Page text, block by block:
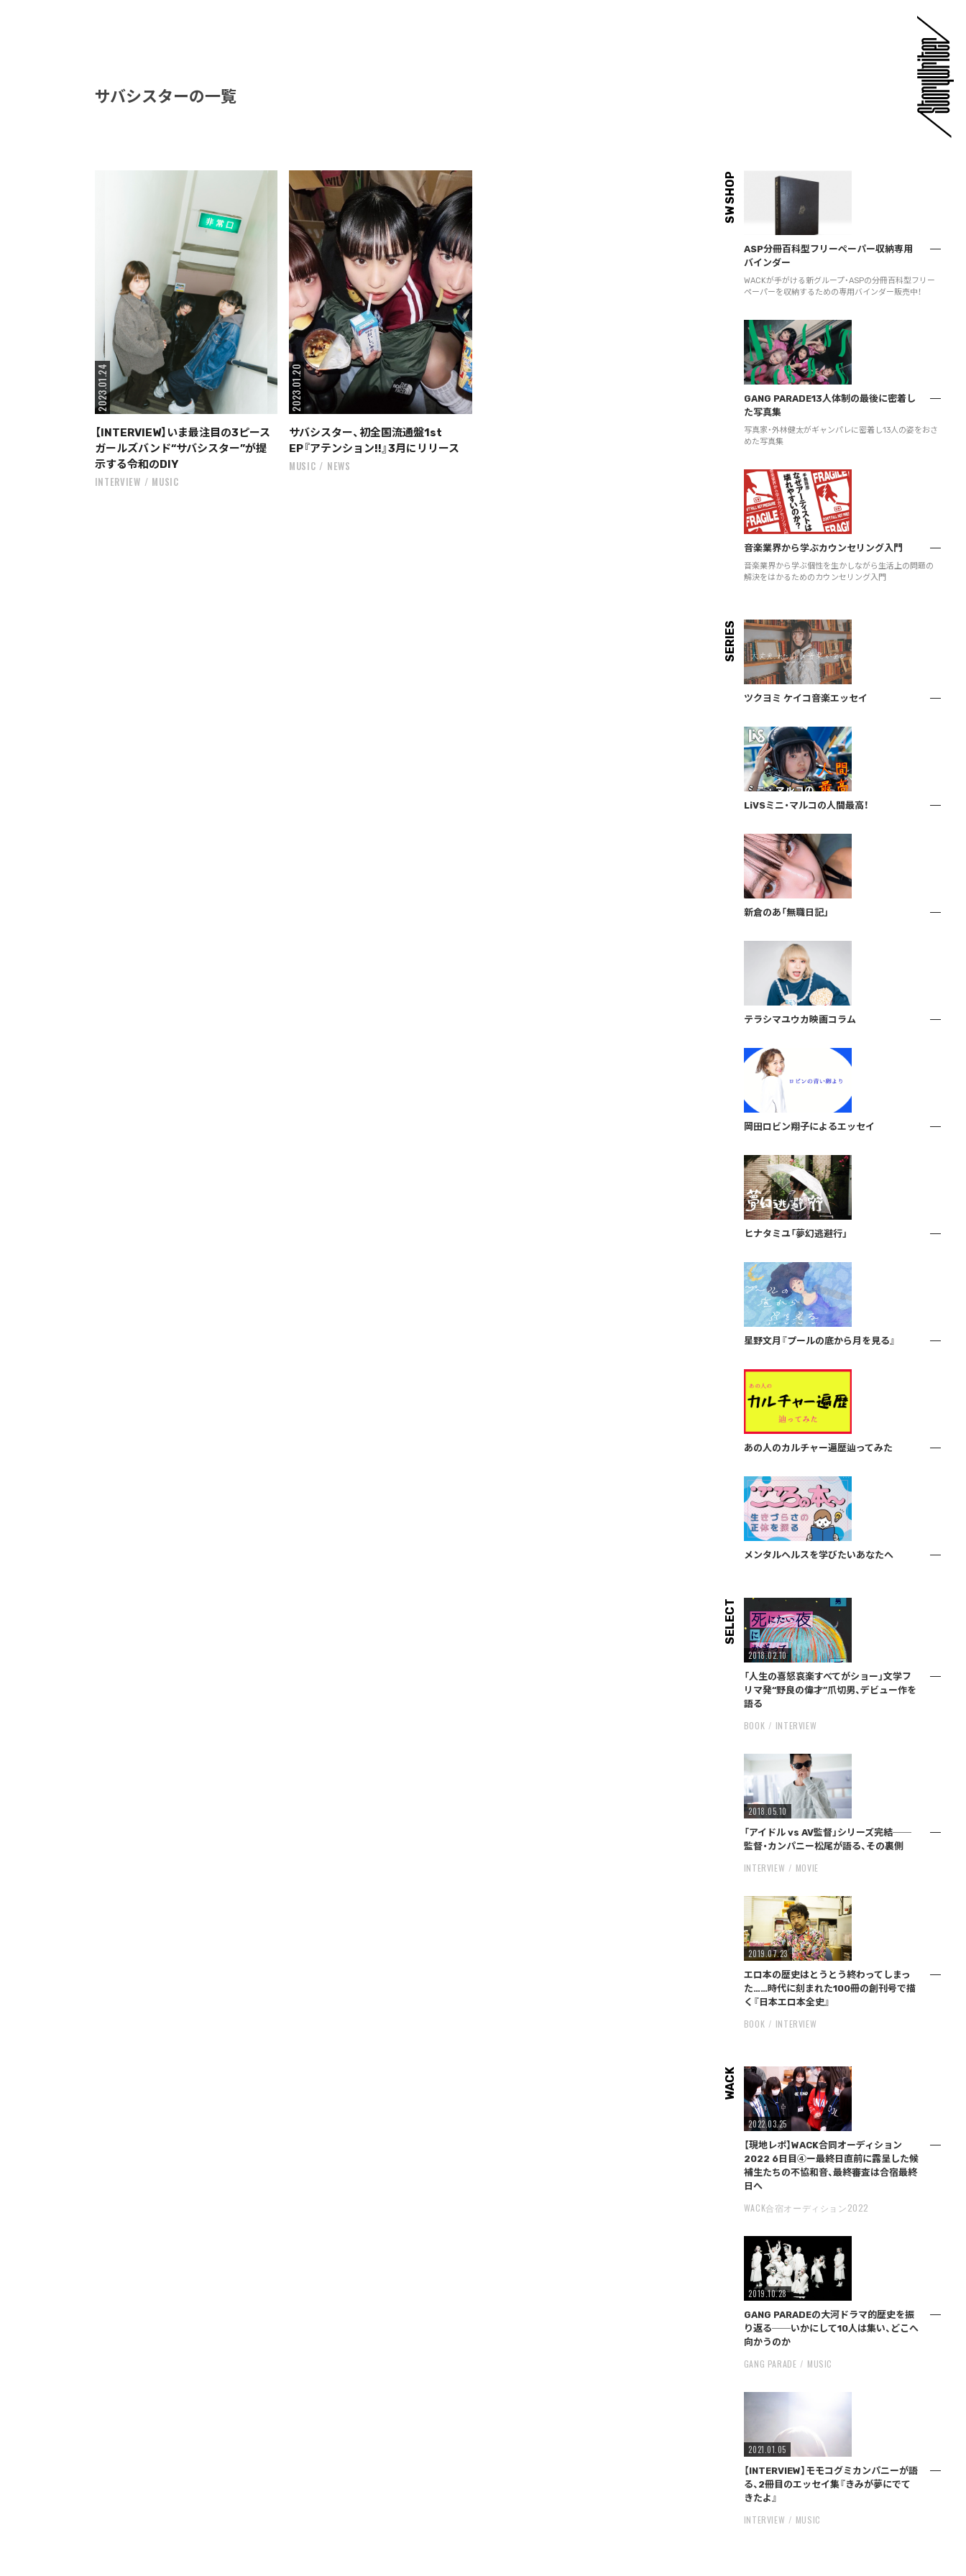
サバシスターの一覧
2023.01.24
【INTERVIEW】いま最注目の3ピース
ガールズバンド“サバシスター”が提
示する令和のDIY
INTERVIEW MUSIC
2023.01.20
サバシスター、初全国流通盤1st
EP『アテンション!!』3月にリリース
MUSIC NEWS
SW SHOP
ASP分冊百科型フリーペーパー収納専用
バインダー
WACKが手がける新グループ・ASPの分冊百科型フリー
ペーパーを収納するための専用バインダー販売中！
GANG PARADE13人体制の最後に密着し
た写真集
写真家・外林健太がギャンパレに密着し13人の姿をおさ
めた写真集
音楽業界から学ぶカウンセリング入門
音楽業界から学ぶ個性を生かしながら生活上の問題の
解決をはかるためのカウンセリング入門
SERIES
ツクヨミ ケイコ音楽エッセイ
LiVSミニ・マルコの人間最高！
新倉のあ「無職日記」
テラシマユウカ映画コラム
岡田ロビン翔子によるエッセイ
ヒナタミユ「夢幻逃避行」
星野文月『プールの底から月を見る』
あの人のカルチャー遍歴辿ってみた
メンタルヘルスを学びたいあなたへ
SELECT
2018.02.10
「人生の喜怒哀楽すべてがショー」文学フ
リマ発“野良の偉才”爪切男、デビュー作を
語る
BOOK INTERVIEW
2018.05.10
「アイドル vs AV監督」シリーズ完結──
監督・カンパニー松尾が語る、その裏側
INTERVIEW MOVIE
2019.07.23
エロ本の歴史はとうとう終わってしまっ
た……時代に刻まれた100冊の創刊号で描
く『日本エロ本全史』
BOOK INTERVIEW
WACK
2022.03.25
【現地レポ】WACK合同オーディション
2022 6日目④ー最終日直前に露呈した候
補生たちの不協和音、最終審査は合宿最終
日へ
WACK合宿オーディション2022
2019.10.28
GANG PARADEの大河ドラマ的歴史を振
り返る──いかにして10人は集い、どこへ
向かうのか
GANG PARADE MUSIC
2021.01.05
【INTERVIEW】モモコグミカンパニーが語
る、2冊目のエッセイ集『きみが夢にでて
きたよ』
INTERVIEW MUSIC